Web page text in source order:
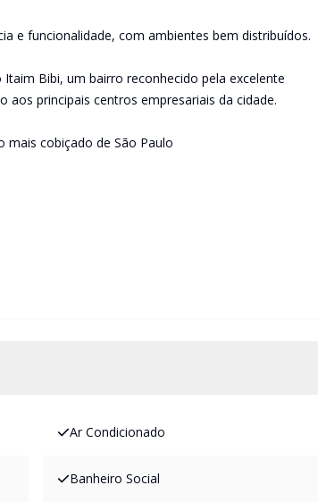
e funcionalidade, com ambientes bem distribuídos.
Bibi, um bairro reconhecido pela excelente
principais centros empresariais da cidade.
cobiçado de São Paulo
Ar Condicionado
Banheiro Social